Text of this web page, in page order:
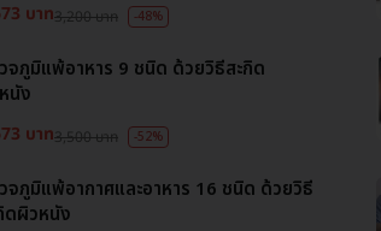
บาท3,200 บาท -48%
จภูมิแพ้อาหาร 9 ชนิด ด้วยวิธีสะกิด
นัง
บาท3,500 บาท -52%
จภูมิแพ้อากาศและอาหาร 16 ชนิด ด้วยวิธี
ดผิวหนัง